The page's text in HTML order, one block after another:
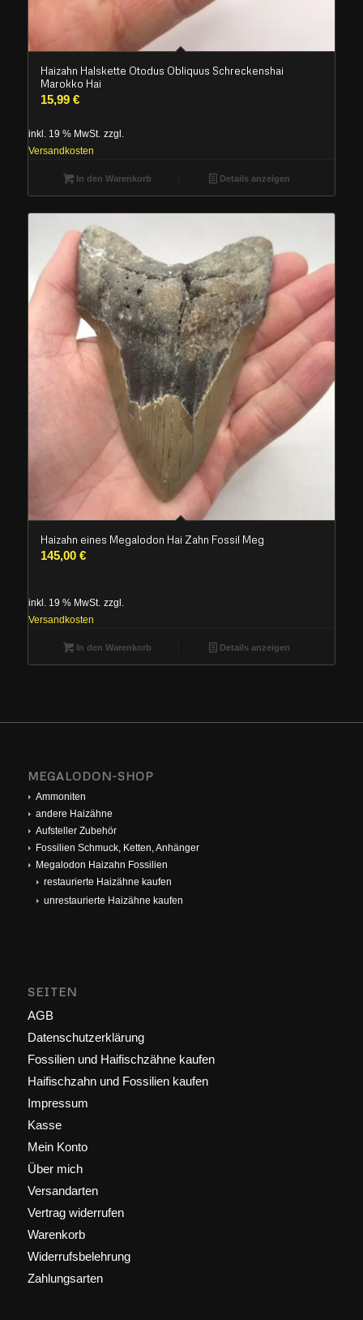
Haizahn Halskette Otodus Obliquus Schreckenshai
Marokko Hai
15,99 €
inkl. 19 % MwSt. zzgl.
Versandkosten
In den Warenkorb Details anzeigen
Haizahn eines Megalodon Hai Zahn Fossil Meg
145,00 €
inkl. 19 % MwSt. zzgl.
Versandkosten
In den Warenkorb Details anzeigen
MEGALODON-SHOP
Ammoniten
andere Haizähne
Aufsteller Zubehör
Fossilien Schmuck, Ketten, Anhänger
Megalodon Haizahn Fossilien
restaurierte Haizähne kaufen
unrestaurierte Haizähne kaufen
SEITEN
AGB
Datenschutzerklärung
Fossilien und Haifischzähne kaufen
Haifischzahn und Fossilien kaufen
Impressum
Kasse
Mein Konto
Über mich
Versandarten
Vertrag widerrufen
Warenkorb
Widerrufsbelehrung
Zahlungsarten